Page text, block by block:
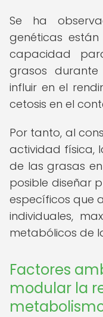
Se ha
genéticas
capacidad
grasos
influir en el
cetosis en el
Por tanto, al
actividad física,
de las grasas
posible diseñar
específicos que
individuales,
metabólicos de
Factores
modular la